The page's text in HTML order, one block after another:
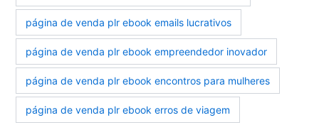
página de venda plr ebook emails lucrativos
página de venda plr ebook empreendedor inovador
página de venda plr ebook encontros para mulheres
página de venda plr ebook erros de viagem